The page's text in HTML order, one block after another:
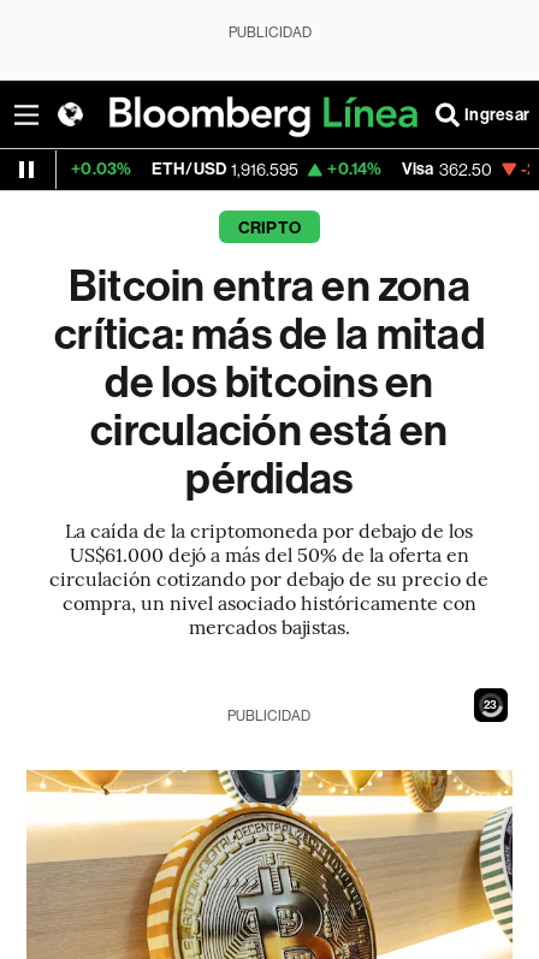
PUBLICIDAD
Ingresar
ETH/USD 1,916.595 +0.14% Visa 362.50 -2.15%
CRIPTO
Bitcoin entra en zona
crítica: más de la mitad
de los bitcoins en
circulación está en
pérdidas
La caída de la criptomoneda por debajo de los
US$61.000 dejó a más del 50% de la oferta en
circulación cotizando por debajo de su precio de
compra, un nivel asociado históricamente con
mercados bajistas.
21
PUBLICIDAD